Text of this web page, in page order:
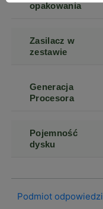
opakowania
Zasilacz w
zestawie
Generacja
Procesora
Pojemność
dysku
Podmiot